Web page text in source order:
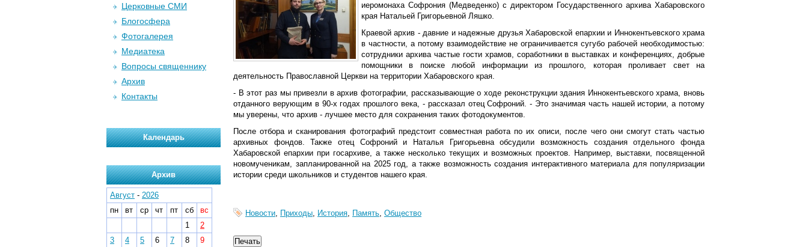
иеромонаха Софрония (Медведенко) с директором Государственного архива Хабаровского
края Натальей Григорьевной Ляшко.
Краевой архив - давние и надежные друзья Хабаровской епархии и Иннокентьевского храма
в частности, а потому взаимодействие не ограничивается сугубо рабочей необходимостью:
сотрудники архива частые гости храмов, соработники в выставках и конференциях, добрые
помощники в поиске любой информации из прошлого, которая проливает свет на
деятельность Православной Церкви на территории Хабаровского края.
- В этот раз мы привезли в архив фотографии, рассказывающие о ходе реконструкции здания Иннокентьевского храма, вновь
отданного верующим в 90-х годах прошлого века, - рассказал отец Софроний. - Это значимая часть нашей истории, а потому
мы уверены, что архив - лучшее место для сохранения таких фотодокументов.
После отбора и сканирования фотографий предстоит совместная работа по их описи, после чего они смогут стать частью
архивных фондов. Также отец Софроний и Наталья Григорьевна обсудили возможность создания отдельного фонда
Хабаровской епархии при госархиве, а также несколько текущих и возможных проектов. Например, выставки, посвященной
новомученикам, запланированной на 2025 год, а также возможность создания интерактивного материала для популяризации
истории среди школьников и студентов нашего края.
Новости, Приходы, История, Память, Общество
Церковные СМИ
Блогосфера
Фотогалерея
Медиатека
Вопросы священнику
Архив
Контакты
Календарь
Архив
Август - 2026
пн
вт ср чт пт сб
вс
1
2
3
4 5 6 7 8
9